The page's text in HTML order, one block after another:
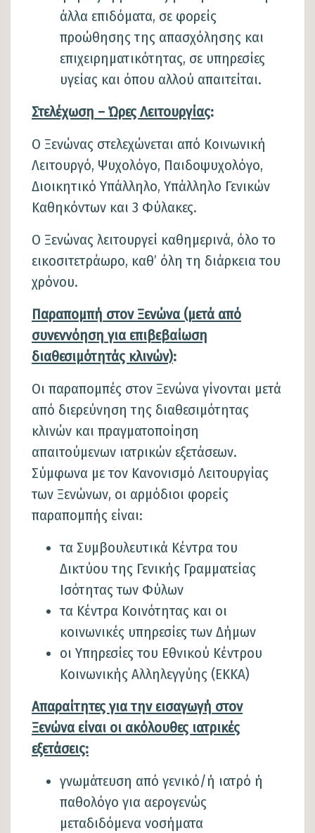
άλλα επιδόματα, σε φορείς
προώθησης της απασχόλησης και
επιχειρηματικότητας, σε υπηρεσίες
υγείας και όπου αλλού απαιτείται.
Στελέχωση – Ώρες Λειτουργίας:
Ο Ξενώνας στελεχώνεται από Κοινωνική
Λειτουργό, Ψυχολόγο, Παιδοψυχολόγο,
Διοικητικό Υπάλληλο, Υπάλληλο Γενικών
Καθηκόντων και 3 Φύλακες.
Ο Ξενώνας λειτουργεί καθημερινά, όλο το
εικοσιτετράωρο, καθ’ όλη τη διάρκεια του
χρόνου.
Παραπομπή στον Ξενώνα (μετά από
συνεννόηση για επιβεβαίωση
διαθεσιμότητάς κλινών):
Οι παραπομπές στον Ξενώνα γίνονται μετά
από διερεύνηση της διαθεσιμότητας
κλινών και πραγματοποίηση
απαιτούμενων ιατρικών εξετάσεων.
Σύμφωνα με τον Κανονισμό Λειτουργίας
των Ξενώνων, οι αρμόδιοι φορείς
παραπομπής είναι:
τα Συμβουλευτικά Κέντρα του
Δικτύου της Γενικής Γραμματείας
Ισότητας των Φύλων
τα Κέντρα Κοινότητας και οι
κοινωνικές υπηρεσίες των Δήμων
οι Υπηρεσίες του Εθνικού Κέντρου
Κοινωνικής Αλληλεγγύης (ΕΚΚΑ)
Απαραίτητες για την εισαγωγή στον
Ξενώνα είναι οι ακόλουθες ιατρικές
εξετάσεις:
γνωμάτευση από γενικό/ή ιατρό ή
παθολόγο για αερογενώς
μεταδιδόμενα νοσήματα